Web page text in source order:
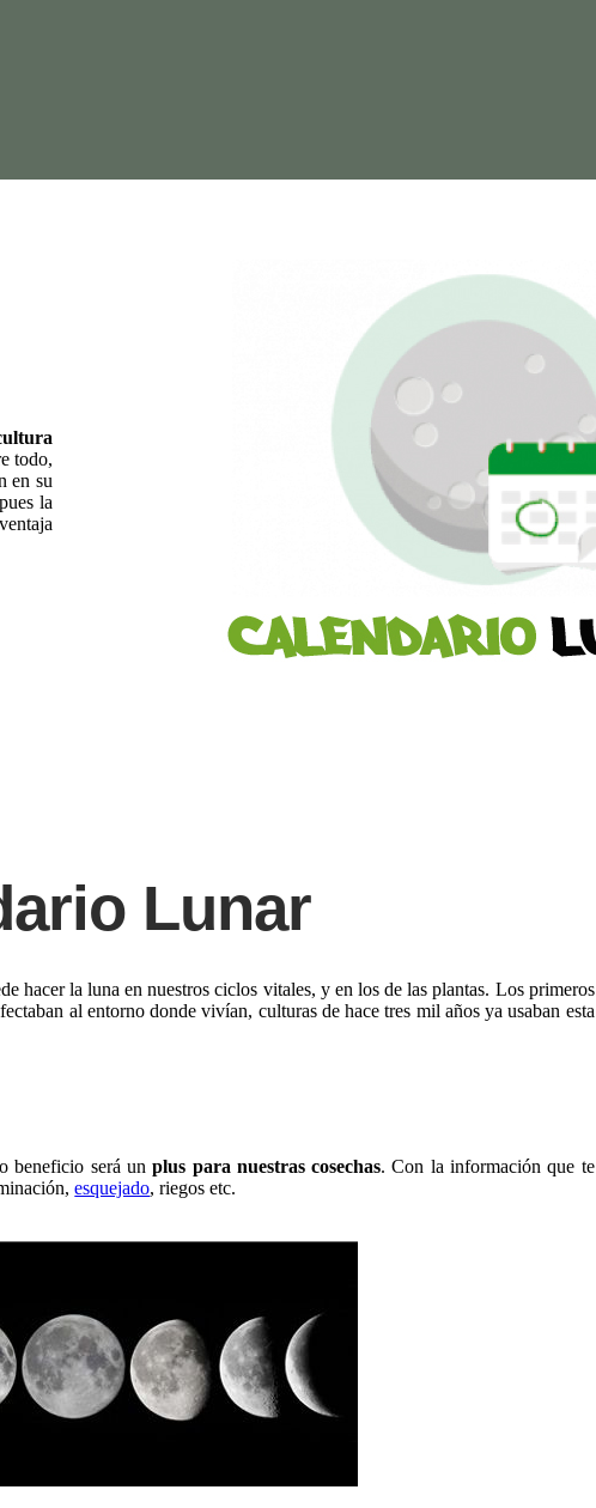
todo,
en su
la
Lunar
hacer la luna en nuestros ciclos vitales, y en los de las plantas. Los primeros
al entorno donde vivían, culturas de hace tres mil años ya usaban esta
beneficio será unplus para nuestras cosechas. Con la información que te
esquejado, riegos etc.